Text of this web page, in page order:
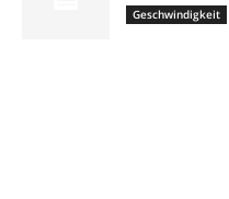
Geschwindigkeit